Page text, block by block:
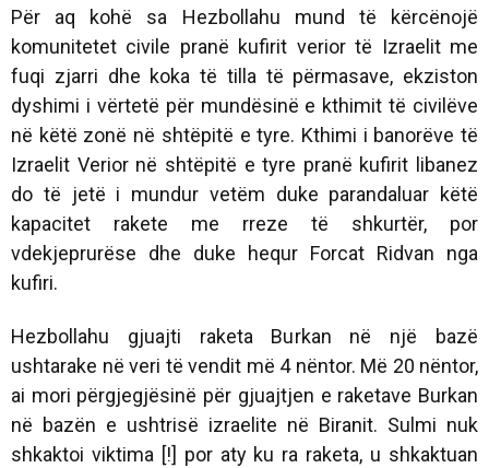
Për aq kohë sa Hezbollahu mund të kërcënojë
komunitetet civile pranë kufirit verior të Izraelit me
fuqi zjarri dhe koka të tilla të përmasave, ekziston
dyshimi i vërtetë për mundësinë e kthimit të civilëve
në këtë zonë në shtëpitë e tyre. Kthimi i banorëve të
Izraelit Verior në shtëpitë e tyre pranë kufirit libanez
do të jetë i mundur vetëm duke parandaluar këtë
kapacitet rakete me rreze të shkurtër, por
vdekjeprurëse dhe duke hequr Forcat Ridvan nga
kufiri.
Hezbollahu gjuajti raketa Burkan në një bazë
ushtarake në veri të vendit më 4 nëntor. Më 20 nëntor,
ai mori përgjegjësinë për gjuajtjen e raketave Burkan
në bazën e ushtrisë izraelite në Biranit. Sulmi nuk
shkaktoi viktima [!] por aty ku ra raketa, u shkaktuan